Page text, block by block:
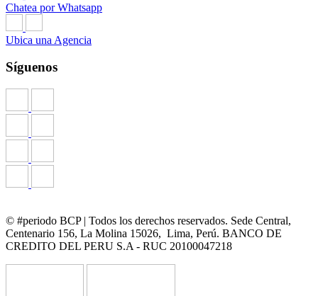
Chatea por Whatsapp
Ubica una Agencia
Síguenos
© #periodo BCP | Todos los derechos reservados. Sede Central,
Centenario 156, La Molina 15026, Lima, Perú. BANCO DE
CREDITO DEL PERU S.A - RUC 20100047218